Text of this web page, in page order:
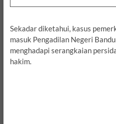
Sekadar diketahui, kasus
masuk Pengadilan Negeri
menghadapi serangkaian
hakim.